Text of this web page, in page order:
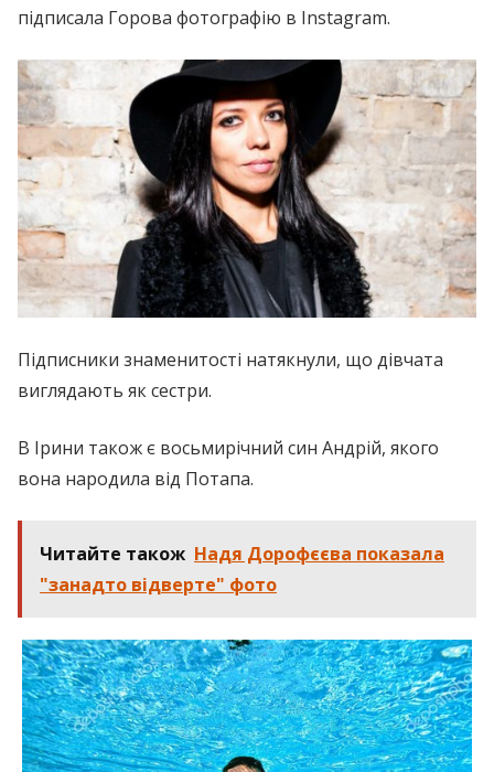
підписала Горова фотографію в Instagram.
Підписники знаменитості натякнули, що дівчата
виглядають як сестри.
В Ірини також є восьмирічний син Андрій, якого
вона народила від Потапа.
Читайте також Надя Дорофєєва показала
"занадто відверте" фото